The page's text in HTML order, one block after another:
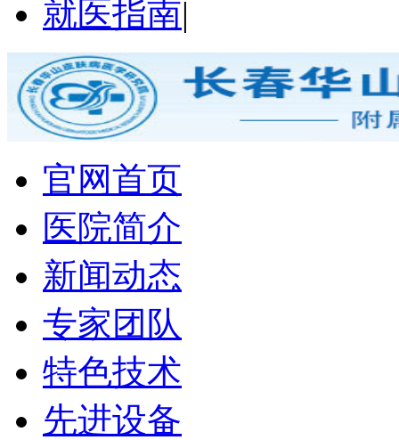
就医指南|
官网首页
医院简介
新闻动态
专家团队
特色技术
先进设备